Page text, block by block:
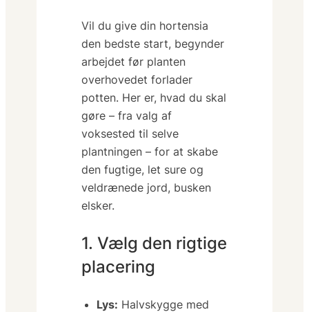
Vil du give din hortensia
den bedste start, begynder
arbejdet før planten
overhovedet forlader
potten. Her er, hvad du skal
gøre – fra valg af
voksested til selve
plantningen – for at skabe
den fugtige, let sure og
veldrænede jord, busken
elsker.
1. Vælg den rigtige
placering
Lys: Halvskygge med